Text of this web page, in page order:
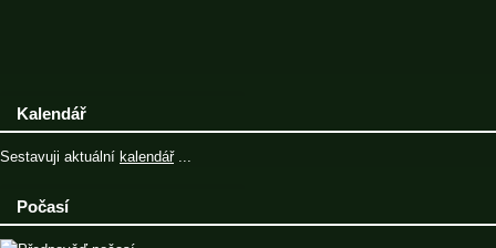
Kalendář
Sestavuji aktuální kalendář...
Počasí